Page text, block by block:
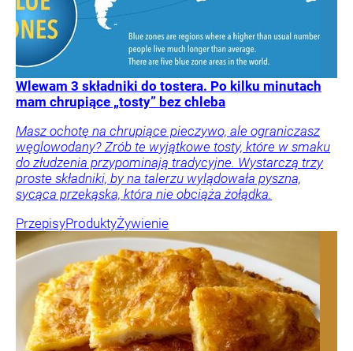
Wlewam 3 składniki do tostera. Po kilku minutach
mam chrupiące „tosty” bez chleba
Masz ochotę na chrupiące pieczywo, ale ograniczasz
węglowodany? Zrób te wyjątkowe tosty, które w smaku
do złudzenia przypominają tradycyjne. Wystarczą trzy
proste składniki, by na talerzu wylądowała pyszna,
sycąca przekąska, która nie obciąża żołądka.
PrzepisyProduktyŻywienie